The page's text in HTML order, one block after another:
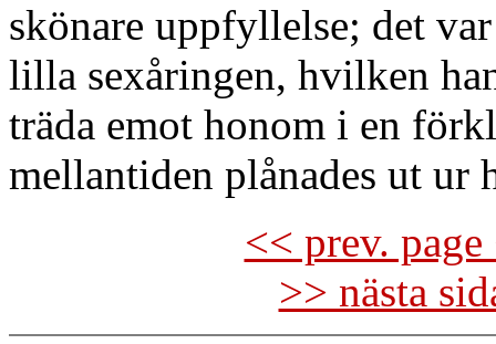
skönare uppfyllelse; det
lilla sexåringen, hvilken
träda emot honom i en
mellantiden plånades ut ur
<< prev.
>> nästa